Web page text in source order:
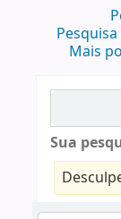
Mais
Sua